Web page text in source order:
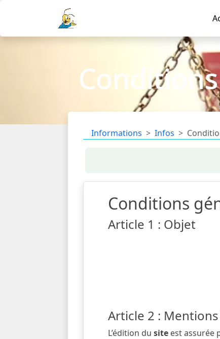
Informations Infos
Conditions
Article 1 : Objet
Article 2 :
L’édition dusite est assurée